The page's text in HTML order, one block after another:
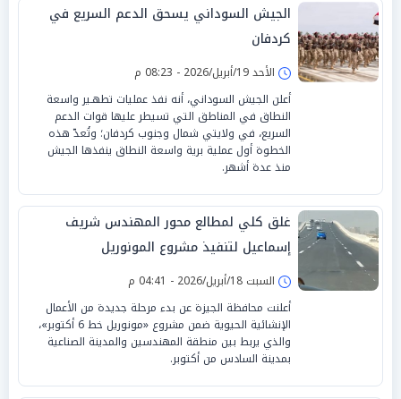
الجيش السوداني يسحق الدعم السريع في
كردفان
الأحد 19/أبريل/2026 - 08:23 م
أعلن الجيش السوداني، أنه نفذ عمليات تطهـير واسعة
النطاق في المناطق التي تسيطر عليها قوات الدعم
السريع، في ولايتي شمال وجنوب كردفان؛ وتُعدّ هذه
الخطوة أول عملية برية واسعة النطاق ينفذها الجيش
منذ عدة أشهر.
غلق كلي لمطالع محور المهندس شريف
إسماعيل لتنفيذ مشروع المونوريل
السبت 18/أبريل/2026 - 04:41 م
أعلنت محافظة الجيزة عن بدء مرحلة جديدة من الأعمال
الإنشائية الحيوية ضمن مشروع «مونوريل خط 6 أكتوبر»،
والذي يربط بين منطقة المهندسين والمدينة الصناعية
بمدينة السادس من أكتوبر.